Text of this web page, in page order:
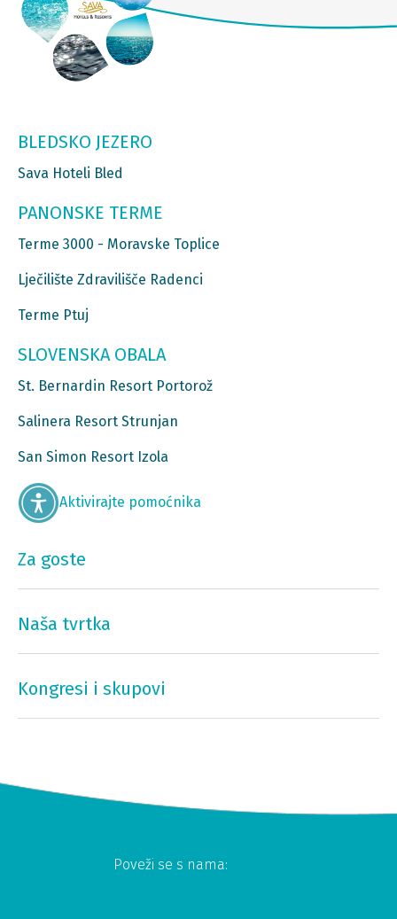
BLEDSKO JEZERO
Sava Hoteli Bled
PANONSKE TERME
Terme 3000 - Moravske Toplice
Lječilište Zdravilišče Radenci
Terme Ptuj
SLOVENSKA OBALA
St. Bernardin Resort Portorož
Salinera Resort Strunjan
San Simon Resort Izola
Aktivirajte pomoćnika
Za goste
Naša tvrtka
Kongresi i skupovi
Poveži se s nama: